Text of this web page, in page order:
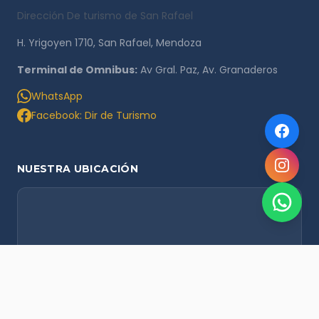
Dirección De turismo de San Rafael
H. Yrigoyen 1710, San Rafael, Mendoza
Terminal de Omnibus: Av Gral. Paz, Av. Granaderos
WhatsApp
Facebook: Dir de Turismo
NUESTRA UBICACIÓN